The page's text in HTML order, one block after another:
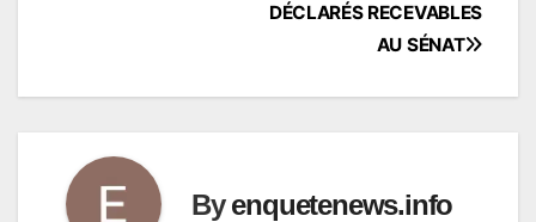
DÉCLARÉS RECEVABLES
AU SÉNAT
Byenquetenews.info